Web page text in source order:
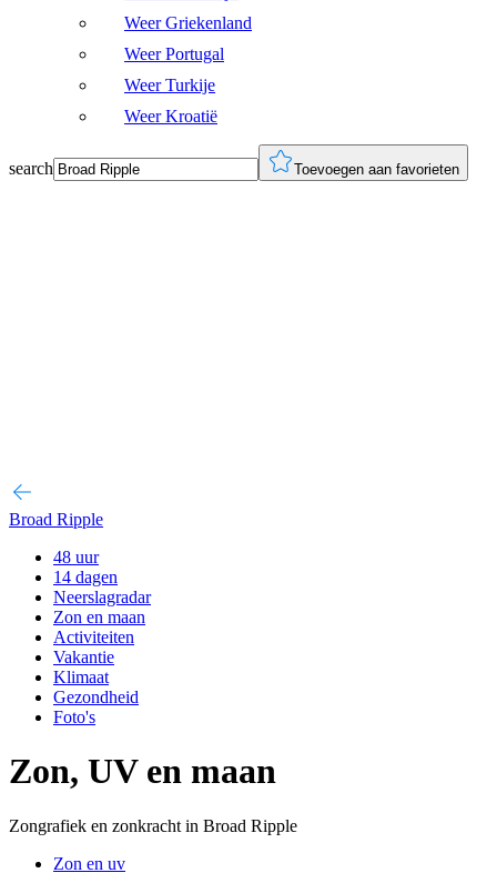
Weer Griekenland
Weer Portugal
Weer Turkije
Weer Kroatië
search Toevoegen aan favorieten
Broad Ripple
48 uur
14 dagen
Neerslagradar
Zon en maan
Activiteiten
Vakantie
Klimaat
Gezondheid
Foto's
Zon, UV en maan
Zongrafiek en zonkracht in Broad Ripple
Zon en uv